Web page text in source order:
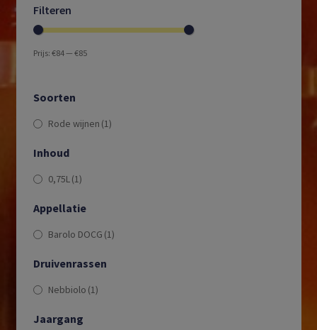
Filteren
Prijs: €84— €85
Soorten
Rode wijnen (1)
Inhoud
0,75L(1)
Appellatie
Barolo DOCG (1)
Druivenrassen
Nebbiolo (1)
Jaargang